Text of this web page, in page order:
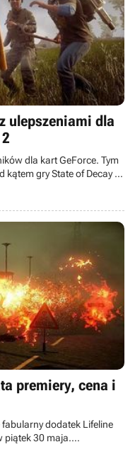
ulepszeniami dla
dla kart GeForce. Tym
kątem gry State of Decay 2
2.
premiery, cena i
dodatek Lifeline
piątek 30 maja.
i trafi zarówno na
360. Poza tym